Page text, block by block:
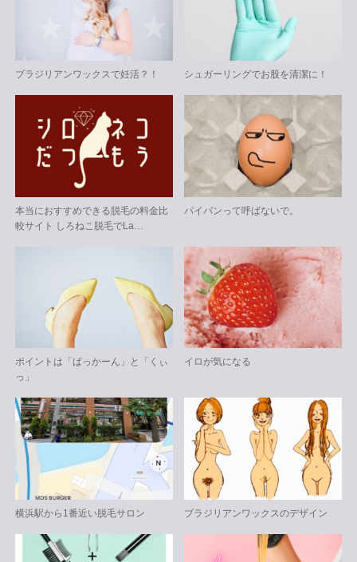
ブラジリアンワックスで妊活？！ シュガーリングでお股を清潔に！
本当におすすめできる脱毛の料金比
較サイト しろねこ脱毛でLa…
パイパンって呼ばないで。
ポイントは「ぱっかーん」と「くぃ
っ」
イロが気になる
横浜駅から1番近い脱毛サロン ブラジリアンワックスのデザイン